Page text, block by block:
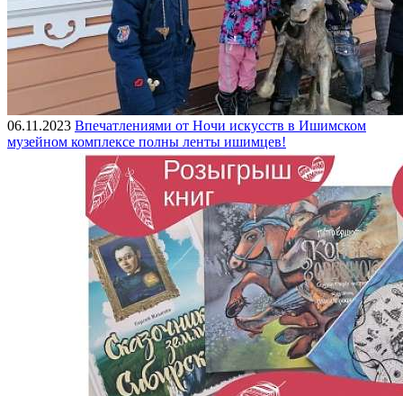
06.11.2023 Впечатлениями от Ночи искусств в Ишимском
музейном комплексе полны ленты ишимцев!